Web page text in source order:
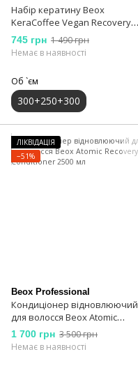
Набір кератину Beox
KeraCoffee Vegan Recovery
Hair Care 300+250+300 мл
745 грн 1 490 грн
Немає в наявності
Об `єм
300+250+300
ЛІКВІДАЦІЯ
−51%
Beox Professional
Кондиціонер відновлюючий
для волосся Beox Atomic
Recovery Conditioner 2500 мл
1 700 грн 3 500 грн
Немає в наявності